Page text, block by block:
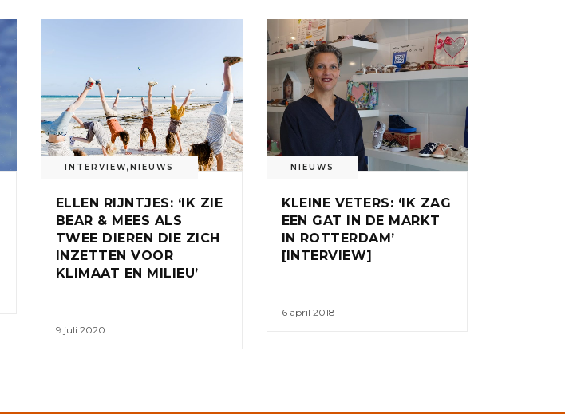
INTERVIEW,NIEUWS
ELLEN RIJNTJES: ‘IK ZIE
BEAR & MEES ALS
TWEE DIEREN DIE ZICH
INZETTEN VOOR
KLIMAAT EN MILIEU’
9 juli 2020
NIEUWS
KLEINE VETERS: ‘IK ZAG
EEN GAT IN DE MARKT
IN ROTTERDAM’
[INTERVIEW]
6 april 2018